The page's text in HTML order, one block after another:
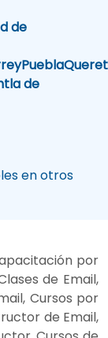
de
Puebla
de
en otros
por
de Email,
Cursos por
de Email,